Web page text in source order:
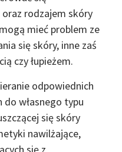
rodzajem skóry
mieć problem ze
się skóry, inne zaś
czy łupieżem.
odpowiednich
własnego typu
się skóry
nawilżające,